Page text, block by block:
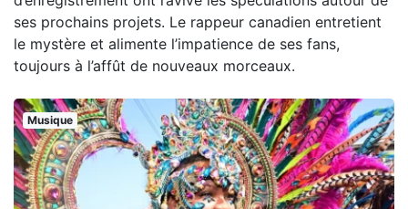
ses prochains projets. Le rappeur canadien entretient
le mystère et alimente l’impatience de ses fans,
toujours à l’affût de nouveaux morceaux.
Musique